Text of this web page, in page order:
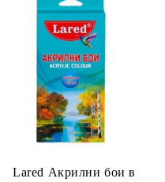
Lared Акрилни бои в